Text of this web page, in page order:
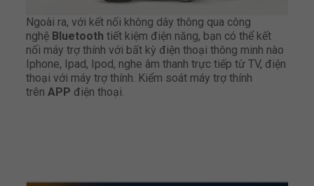
Ngoài ra, với kết nối không dây thông qua công
nghệ Bluetooth tiết kiệm điện năng, bạn có thể kết
nối máy trợ thính với bất kỳ điện thoại thông minh nào
Iphone, Ipad, Ipod, nghe âm thanh trực tiếp từ TV, điện
thoại với máy trợ thính. Kiểm soát máy trợ thính
trên APP điện thoại.